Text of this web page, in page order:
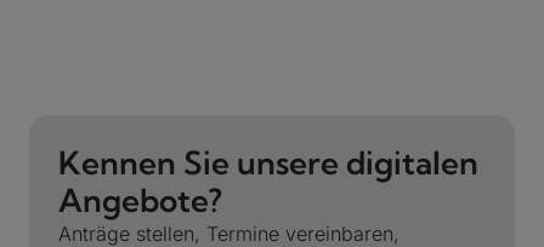
Kennen Sie unsere digitalen
Angebote?
Anträge stellen, Termine vereinbaren,